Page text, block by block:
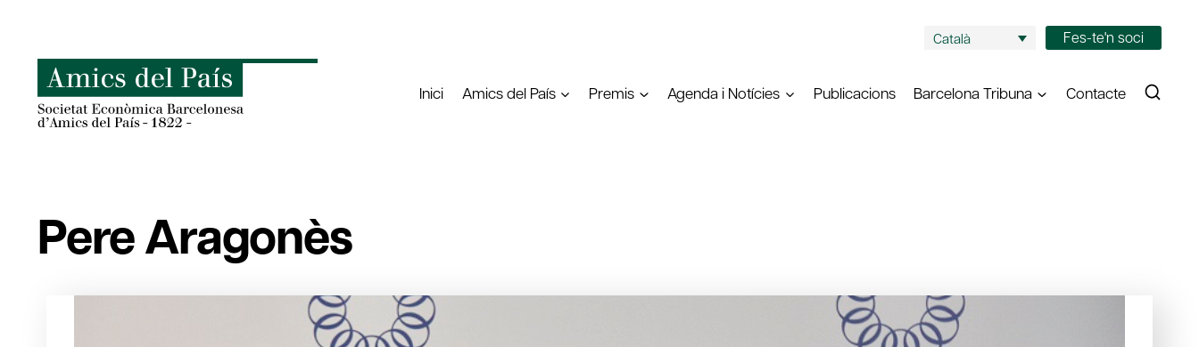
content
Català Fes-te'n soci
Inici Amics del País Premis Agenda i Notícies Publicacions Barcelona Tribuna Contacte
Pere Aragonès